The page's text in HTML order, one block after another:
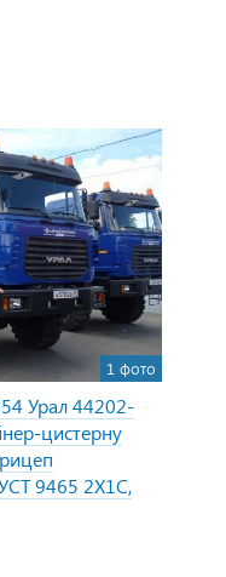
1 фото
Урал 44202-
цистерну
9465 2Х1С,